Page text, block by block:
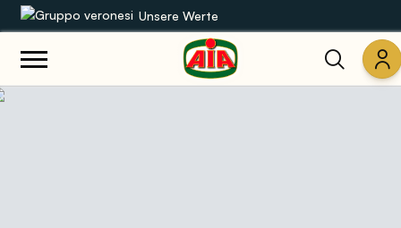
Unsere Werte
Unsere Sortimente